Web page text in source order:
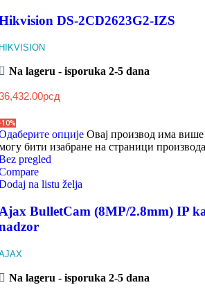
DS-2CD2623G2-IZS
Na lageru - isporuka 2-5 dana
рсд
опције Овај производ има
бити изабране на страници
pregled
na listu želja
BulletCam (8MP/2.8mm) IP
Na lageru - isporuka 2-5 dana